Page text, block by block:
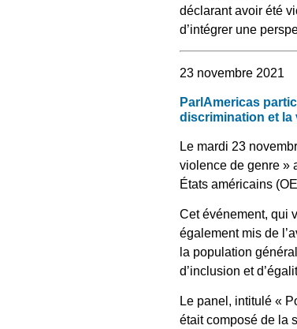
déclarant avoir été
d’intégrer une
23 novembre 2021
ParlAmericas
discrimination et la
Le mardi 23
violence de genre »
États américains
Cet événement, qui
également mis de
la population
d’inclusion et
Le panel, intitulé «
était composé de la